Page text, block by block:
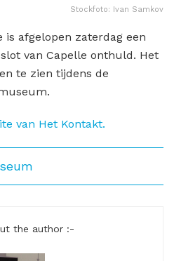
Stockfoto: Ivan Samkov
is afgelopen zaterdag een
van Capelle onthuld. Het
te zien tijdens de
van Het Kontakt.
the author :-